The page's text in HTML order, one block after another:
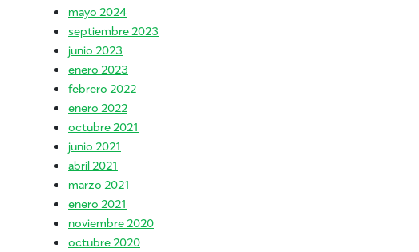
mayo 2024
septiembre 2023
junio 2023
enero 2023
febrero 2022
enero 2022
octubre 2021
junio 2021
abril 2021
marzo 2021
enero 2021
noviembre 2020
octubre 2020